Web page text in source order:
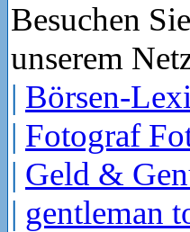
Besuchen
unserem
| Börsen-
| Fotograf
| Geld &
| gentleman